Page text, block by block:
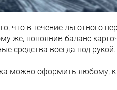
что в течение льготного
же, пополнив баланс
средства всегда под рукой.
можно оформить любому,